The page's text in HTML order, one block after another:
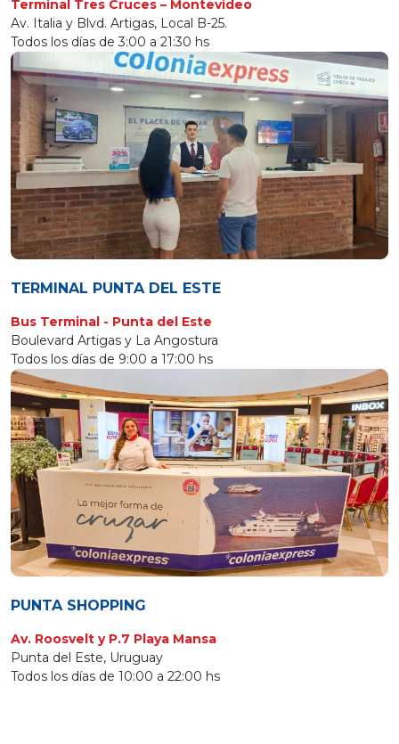
Terminal Tres Cruces – Montevideo
Av. Italia y Blvd. Artigas, Local B-25.
Todos los días de 3:00 a 21:30 hs
TERMINAL PUNTA DEL ESTE
Bus Terminal - Punta del Este
Boulevard Artigas y La Angostura
Todos los días de 9:00 a 17:00 hs
PUNTA SHOPPING
Av. Roosvelt y P.7 Playa Mansa
Punta del Este, Uruguay
Todos los días de 10:00 a 22:00 hs